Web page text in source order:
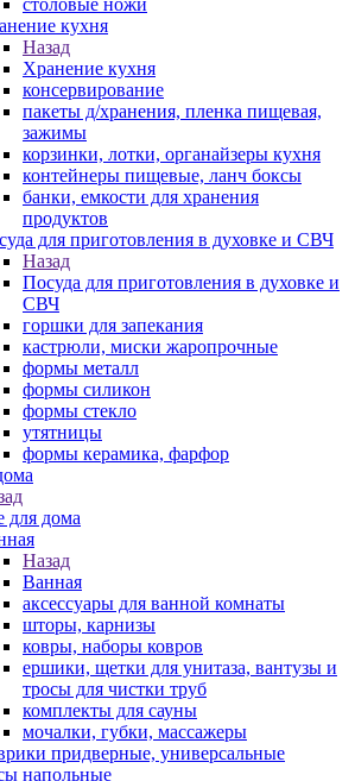
столовые ножи
кухня
Назад
Хранение кухня
консервирование
пакеты д/хранения, пленка пищевая,
зажимы
корзинки, лотки, органайзеры кухня
контейнеры пищевые, ланч боксы
банки, емкости для хранения
продуктов
для приготовления в духовке и СВЧ
Назад
Посуда для приготовления в духовке и
СВЧ
горшки для запекания
кастрюли, миски жаропрочные
формы металл
формы силикон
формы стекло
утятницы
формы керамика, фарфор
для дома
Назад
Ванная
аксессуары для ванной комнаты
шторы, карнизы
ковры, наборы ковров
ершики, щетки для унитаза, вантузы и
тросы для чистки труб
комплекты для сауны
мочалки, губки, массажеры
придверные, универсальные
напольные